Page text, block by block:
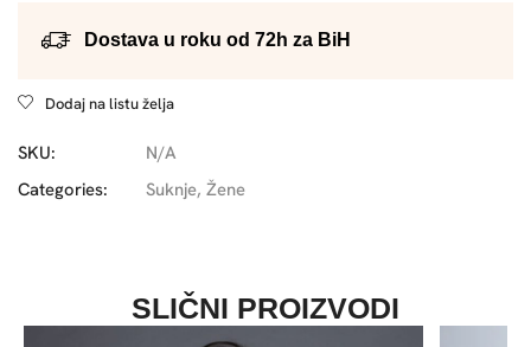
Dostava u roku od 72h za BiH
Dodaj na listu želja
SKU:
N/A
Categories:
Suknje, Žene
SLIČNI PROIZVODI